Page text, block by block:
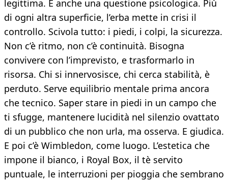
legittima. È anche una questione psicologica. Più
di ogni altra superficie, l’erba mette in crisi il
controllo. Scivola tutto: i piedi, i colpi, la sicurezza.
Non c’è ritmo, non c’è continuità. Bisogna
convivere con l’imprevisto, e trasformarlo in
risorsa. Chi si innervosisce, chi cerca stabilità, è
perduto. Serve equilibrio mentale prima ancora
che tecnico. Saper stare in piedi in un campo che
ti sfugge, mantenere lucidità nel silenzio ovattato
di un pubblico che non urla, ma osserva. E giudica.
E poi c’è Wimbledon, come luogo. L’estetica che
impone il bianco, i Royal Box, il tè servito
puntuale, le interruzioni per pioggia che sembrano